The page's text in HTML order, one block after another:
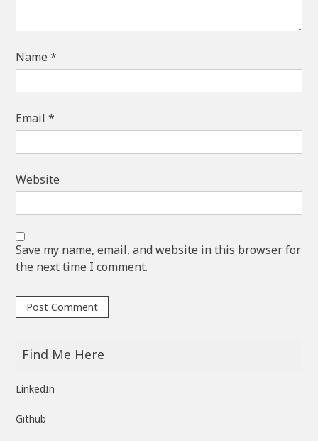
Name*
Email*
Website
Save my name, email, and website in this browser for
the next time I comment.
Find Me Here
LinkedIn
Github